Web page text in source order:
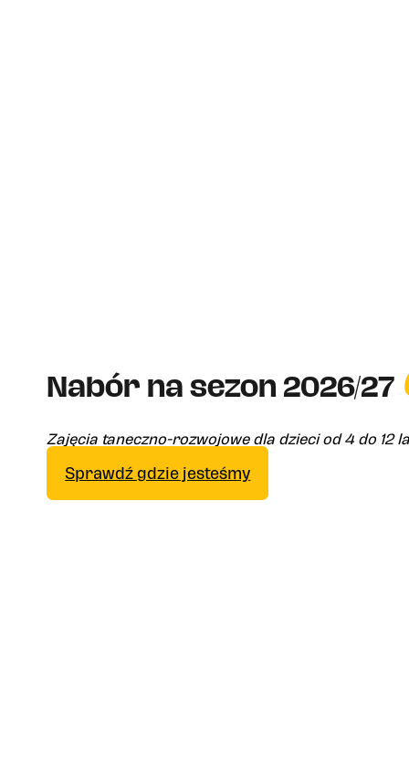
Nabór na sezon 2026/27
Zajęcia taneczno-rozwojowe dla dzieci od 4 do
Sprawdź gdzie jesteśmy